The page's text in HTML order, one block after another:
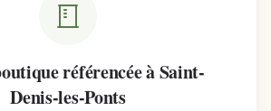
référencée à Saint-
Denis-les-Ponts